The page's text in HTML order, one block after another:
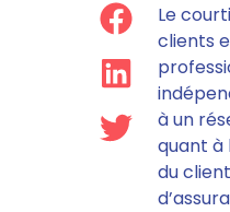
Le
clients
à un
quant à
du client